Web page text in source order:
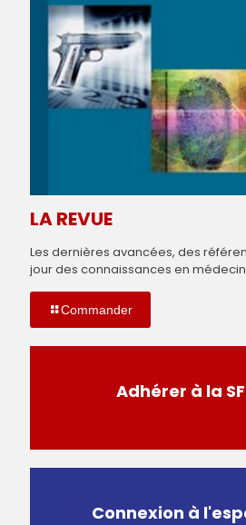
LA REVUE
Les dernières avancées, des
jour des connaissances en
Commander
Adhérer à la
Connexion à